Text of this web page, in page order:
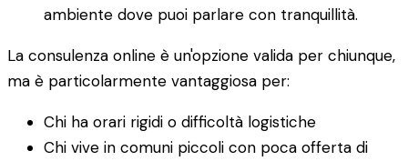
ambiente dove puoi parlare con tranquillità.
La consulenza online è un'opzione valida per chiunque,
ma è particolarmente vantaggiosa per:
Chi ha orari rigidi o difficoltà logistiche
Chi vive in comuni piccoli con poca offerta di